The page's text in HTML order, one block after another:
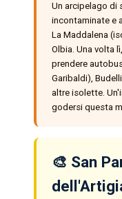
Un arcipelago di
incontaminate e
La Maddalena
Olbia. Una volta
prendere
Garibaldi),
altre isolette.
godersi questa
🎨 San